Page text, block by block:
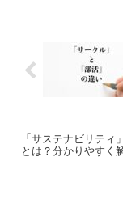
「サステナビリティ
とは？分かりやすく